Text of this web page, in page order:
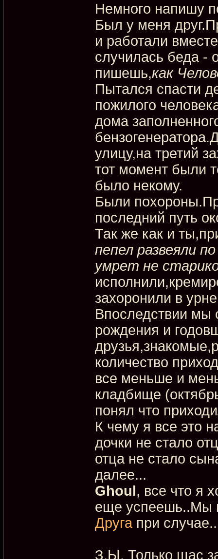
Немного напишу
Был у меня
и работали
случилась беда -
пишешь,как
Пытался спасти
пожилого
дома
улицу,на третий
тот момент были
было некому.
Были
последний путь
Так же как и
пепел развеяли
умрет не
захоронили в
Впоследствии мы
рождения и
количество
все меньше и
кладбище
понял что
К чему я все это
дочки не стало
отца не стало
далее...
Ghoul, все что я
еще успеешь..Мы
Друга при случае..
З,Ы, Только щас